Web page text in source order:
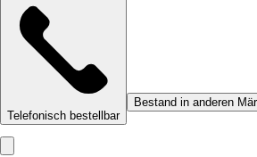
Telefonisch bestellbar
Bestand in anderen